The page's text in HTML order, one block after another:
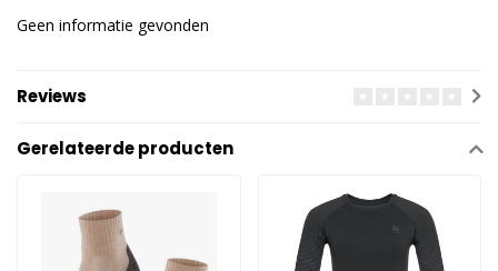
Geen informatie gevonden
Reviews
Gerelateerde producten